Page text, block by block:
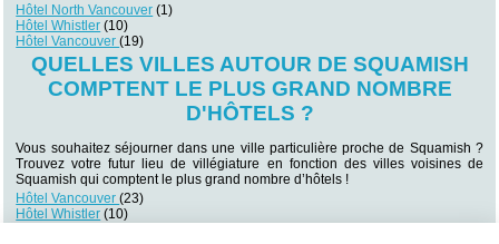
Hôtel North Vancouver (1)
Hôtel Whistler (10)
Hôtel Vancouver(19)
QUELLES VILLES AUTOUR DE SQUAMISH
COMPTENT LE PLUS GRAND NOMBRE
D'HÔTELS ?
Vous souhaitez séjourner dans une ville particulière proche de Squamish ?
Trouvez votre futur lieu de villégiature en fonction des villes voisines de
Squamish qui comptent le plus grand nombre d’hôtels !
Hôtel Vancouver(23)
Hôtel Whistler (10)